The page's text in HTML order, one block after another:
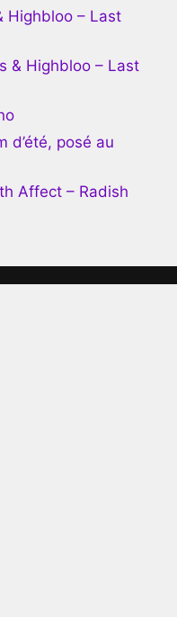
Highbloo – Last
& Highbloo – Last
d’été, posé au
Affect – Radish